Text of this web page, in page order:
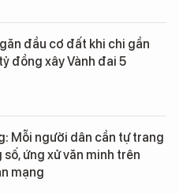
đầu cơ đất khi chi gần
đồng xây Vành đai 5
Mỗi người dân cần tự trang
số, ứng xử văn minh trên
mạng